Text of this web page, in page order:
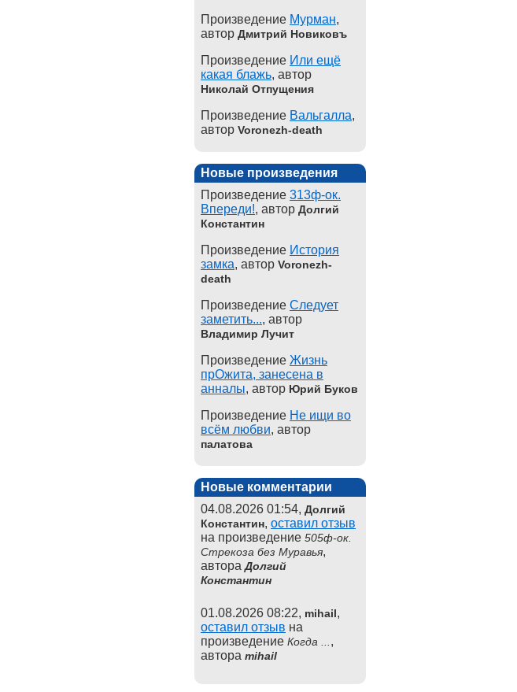
Произведение Мурман,
автор Дмитрий Новиковъ
Произведение Или ещё
какая блажь, автор
Николай Отпущения
Произведение Вальгалла,
автор Voronezh-death
Новые произведения
Произведение 313ф-ок.
Впереди!, автор Долгий
Константин
Произведение История
замка, автор Voronezh-
death
Произведение Следует
заметить..., автор
Владимир Лучит
Произведение Жизнь
прОжита, занесена в
анналы, автор Юрий Буков
Произведение Не ищи во
всём любви, автор
палатова
Новые комментарии
04.08.2026 01:54, Долгий
Константин, оставил отзыв
на произведение 505ф-ок.
Стрекоза без Муравья,
автораДолгий
Константин
01.08.2026 08:22, mihail,
оставил отзыв на
произведение Когда ... ,
автора mihail